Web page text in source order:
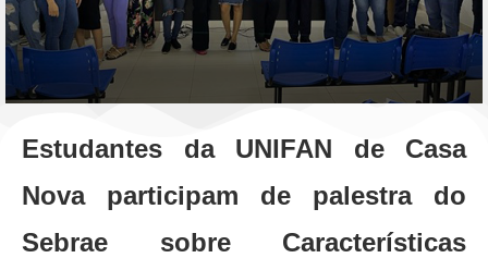
Estudantes da UNIFAN de Casa
Nova participam de palestra do
Sebrae sobre Características